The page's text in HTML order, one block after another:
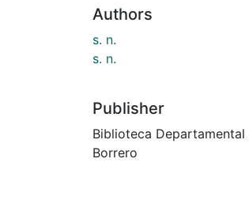
Authors
s. n.
s. n.
Publisher
Biblioteca
Borrero